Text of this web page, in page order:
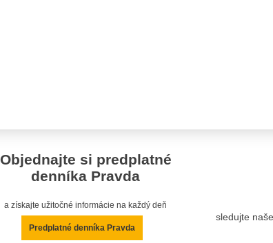
Objednajte si predplatné
denníka Pravda
a získajte užitočné informácie na každý deň
Predplatné denníka Pravda
sledujte